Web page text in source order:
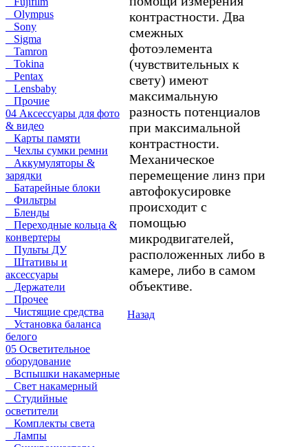
Olympus
Sony
Sigma
Tamron
Tokina
Pentax
Lensbaby
Прочие
04 Аксессуары для фото
& видео
Карты памяти
Чехлы сумки ремни
Аккумуляторы &
зарядки
Батарейные блоки
Фильтры
Бленды
Переходные кольца &
конвертеры
Пульты ДУ
Штативы и
аксессуары
Держатели
Прочее
Чистящие средства
Установка баланса
белого
05 Осветительное
оборудование
Вспышки накамерные
Свет накамерный
Студийные
осветители
Комплекты света
Лампы
контрастности. Два
смежных
фотоэлемента
(чувствительных к
свету) имеют
максимальную
разность потенциалов
при максимальной
контрастности.
Механическое
перемещение линз при
автофокусировке
происходит с
помощью
микродвигателей,
расположенных либо в
камере, либо в самом
объективе.
Назад